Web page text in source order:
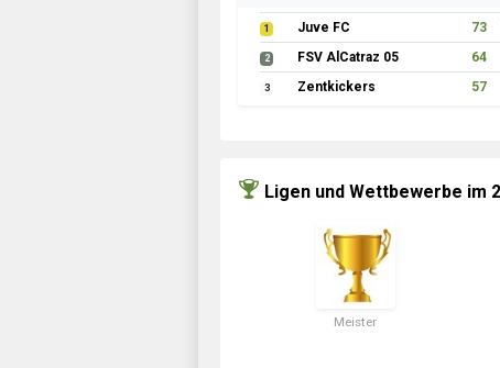
1 Juve FC 73
2 FSV AlCatraz 05 64
3 Zentkickers 57
Ligen und Wettbewerbe im
Meister